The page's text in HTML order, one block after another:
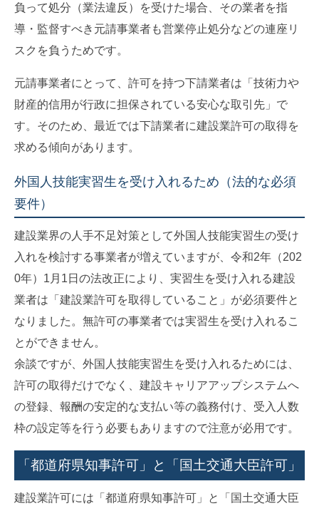
負って処分（業法違反）を受けた場合、その業者を指
導・監督すべき元請事業者も営業停止処分などの連座リ
スクを負うためです。
元請事業者にとって、許可を持つ下請業者は「技術力や
財産的信用が行政に担保されている安心な取引先」で
す。そのため、最近では下請業者に建設業許可の取得を
求める傾向があります。
外国人技能実習生を受け入れるため（法的な必須
要件）
建設業界の人手不足対策として外国人技能実習生の受け
入れを検討する事業者が増えていますが、令和2年（202
0年）1月1日の法改正により、実習生を受け入れる建設
業者は「建設業許可を取得していること」が必須要件と
なりました。無許可の事業者では実習生を受け入れるこ
とができません。
余談ですが、外国人技能実習生を受け入れるためには、
許可の取得だけでなく、建設キャリアアップシステムへ
の登録、報酬の安定的な支払い等の義務付け、受入人数
枠の設定等を行う必要もありますので注意が必用です。
「都道府県知事許可」と「国土交通大臣許可」
建設業許可には「都道府県知事許可」と「国土交通大臣